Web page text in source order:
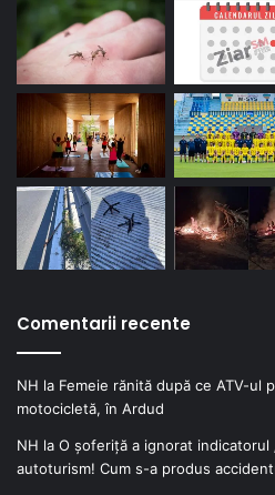
Comentarii recente
NH la Femeie rănită după ce ATV-ul
motocicletă, în Ardud
NH la O șoferiță a ignorat indicatorul
autoturism! Cum s-a produs